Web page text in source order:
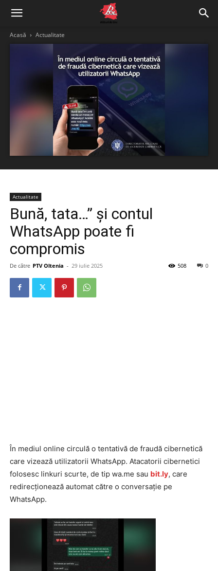
Acasă Actualitate
Actualitate
Bună, tata…” și contul
WhatsApp poate fi
compromis
De către PTV Oltenia - 29 iulie 2025 0
508
În mediul online circulă o tentativă de fraudă cibernetică
care vizează utilizatorii WhatsApp. Atacatorii cibernetici
folosesc linkuri scurte, de tip wa.me sau bit.ly, care
redirecționează automat către o conversație pe
WhatsApp.